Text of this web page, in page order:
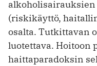
(riskikäyttö,
osalta. Tutkittavan
luotettava. Hoitoon
haittaparadoksin